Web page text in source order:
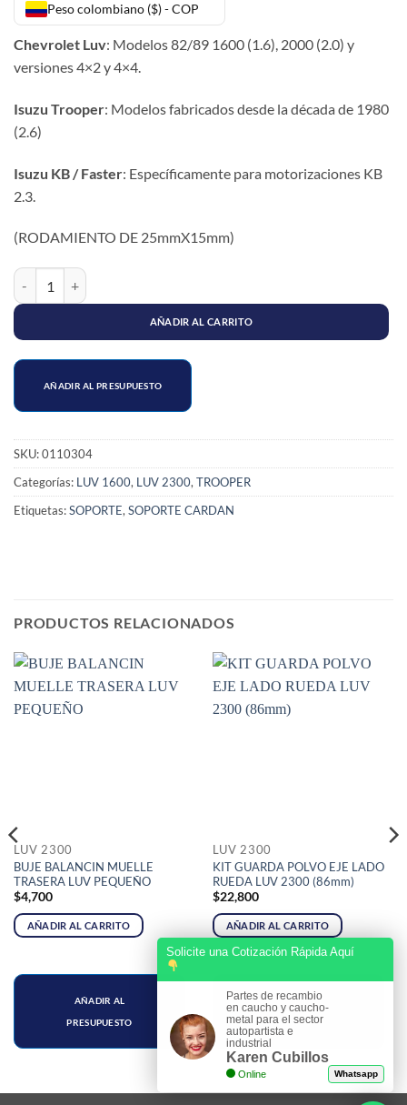
Peso colombiano ($) - COP
Chevrolet Luv: Modelos 82/89 1600 (1.6), 2000 (2.0) y
versiones 4×2 y 4×4.
Isuzu Trooper: Modelos fabricados desde la década de 1980
(2.6)
Isuzu KB / Faster: Específicamente para motorizaciones KB
2.3.
(RODAMIENTO DE 25mmX15mm)
SOPORTE CARDAN LUV 1600 cantidad
AÑADIR AL CARRITO
AÑADIR AL PRESUPUESTO
SKU:0110304
Categorías: LUV 1600, LUV 2300,TROOPER
Etiquetas:SOPORTE,SOPORTE CARDAN
PRODUCTOS RELACIONADOS
LUV 2300
BUJE BALANCIN MUELLE
TRASERA LUV PEQUEÑO
$4,700
AÑADIR AL CARRITO
AÑADIR AL
PRESUPUESTO
LUV 2300
KIT GUARDA POLVO EJE LADO
RUEDA LUV 2300 (86mm)
$22,800
AÑADIR AL CARRITO
AÑADIR AL
PRESUPUESTO
Solicite una Cotización Rápida Aquí
Partes de recambio
en caucho y caucho-
metal para el sector
autopartista e
industrial
Karen Cubillos
Online Whatsapp